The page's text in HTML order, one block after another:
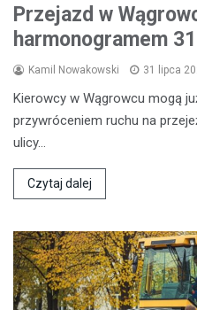
Przejazd w
harmonogramem
Kamil Nowakowski 31 lipca
Kierowcy w Wągrowcu mogą
przywróceniem ruchu na
ulicy…
Czytaj dalej